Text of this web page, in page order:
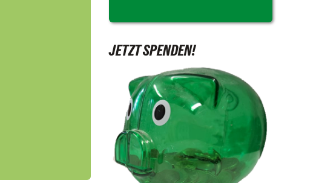
JETZT SPENDEN!